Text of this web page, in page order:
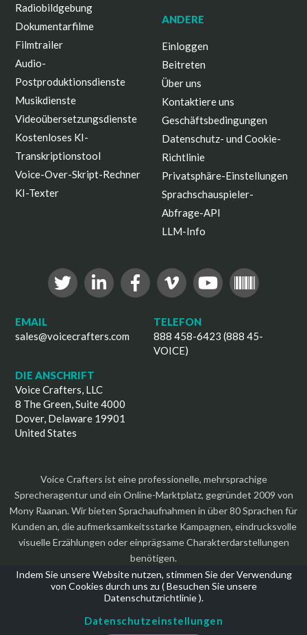
Indem Sie unsere Website nutzen, stimmen Sie der Verwendung
von Cookies durch uns zu (Besuchen Sie unsere
Datenschutzrichtlinie).
Datenschutzeinstellungen
Radiobildgebung
Dokumentarfilme
Filmtrailer
Audio-
Postproduktionsdienste
Musikdienste
Videoübersetzungsdienste
Kostenloses KI-
Transkriptionstool
Voice-Over-Skript-Rechner
KI-Texter
ANDERE
Einloggen
Beitreten
Über uns
Kontaktiere uns
Geschäftsbedingungen
Datenschutz- und Cookie-
Richtlinie
Privatsphäre-Einstellungen
Sprachschauspieler-
Abfrage-API
LLM-Info
EMAIL
sales@voicecrafters.com
TELEFON
888 458-6423 (888 45-
VOICE)
DIE ANSCHRIFT
Voice Crafters, LLC
8 The Green, Suite 4000
Dover, Delaware 19901
United States
Voice Crafters ist eine professionelle, mehrsprachige
Sprecheragentur und ein Online-Marktplatz, gegründet 2009 von
Mony Raanan. Wir bieten Sprachaufnahmen in über 80 Sprachen für
Kunden an, die aufmerksamkeitsstarke Kampagnen, eindrucksvolle
visuelle Erzählungen oder einprägsame Charakterdarstellungen
benötigen.
Urheberrecht 2026 | Alle Rechte vorbehalten